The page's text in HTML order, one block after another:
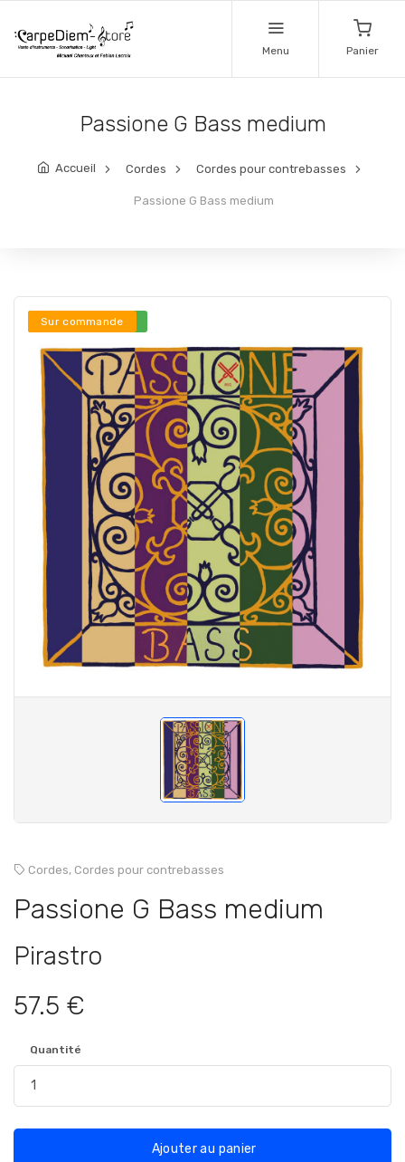
Menu Panier
Passione G Bass medium
Accueil Cordes Cordes pour contrebasses
Passione G Bass medium
Stock en ligne ***
Sur commande
Cordes, Cordes pour contrebasses
Passione G Bass medium
Pirastro
57.5 €
Quantité
Ajouter au panier